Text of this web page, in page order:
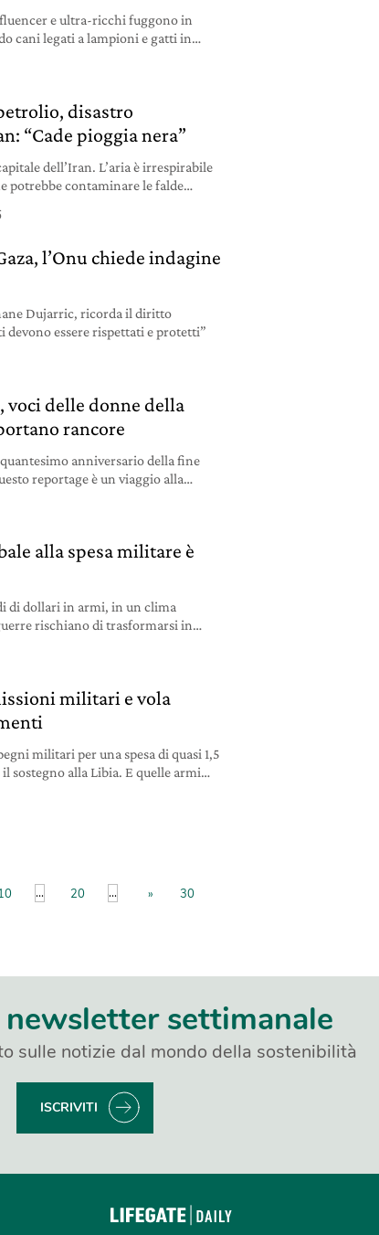
e ultra-ricchi fuggono in
cani legati a lampioni e gatti in
disastro
“Cade pioggia nera”
dell’Iran. L’aria è irrespirabile
potrebbe contaminare le falde
l’Onu chiede indagine
Dujarric, ricorda il diritto
essere rispettati e protetti”
voci delle donne della
rancore
anniversario della fine
reportage è un viaggio alla
del paese.
alla spesa militare è
di dollari in armi, in un clima
rischiano di trasformarsi in
militari e vola
militari per una spesa di quasi 1,5
sostegno alla Libia. E quelle armi
... 20 ... » 30
settimanale
sulle notizie dal mondo della sostenibilità
ISCRIVITI